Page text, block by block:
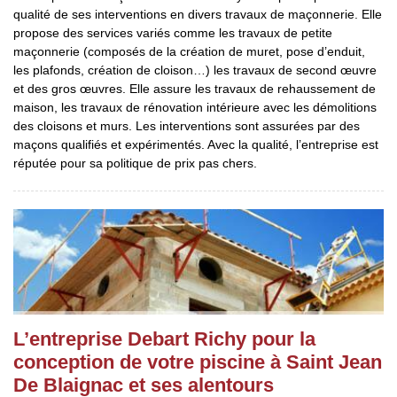
qualité de ses interventions en divers travaux de maçonnerie. Elle
propose des services variés comme les travaux de petite
maçonnerie (composés de la création de muret, pose d’enduit,
les plafonds, création de cloison…) les travaux de second œuvre
et des gros œuvres. Elle assure les travaux de rehaussement de
maison, les travaux de rénovation intérieure avec les démolitions
des cloisons et murs. Les interventions sont assurées par des
maçons qualifiés et expérimentés. Avec la qualité, l’entreprise est
réputée pour sa politique de prix pas chers.
L’entreprise Debart Richy pour la
conception de votre piscine à Saint Jean
De Blaignac et ses alentours